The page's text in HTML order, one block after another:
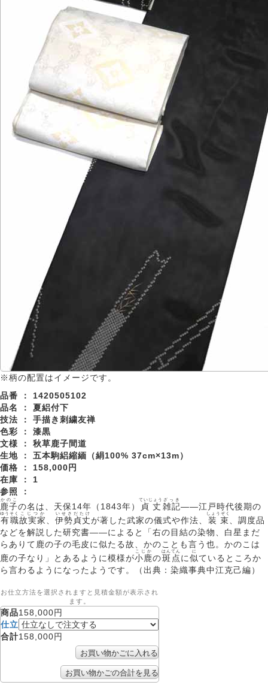
※柄の配置はイメージです。
品番 ： 1420505102
品名 ： 夏絽付下
技法 ： 手描き刺繍友禅
色彩 ： 漆黒
文様 ： 秋草鹿子間道
生地 ： 五本駒絽縮緬（絹100% 37cm×13m）
価格 ： 158,000円
在庫 ： 1
参照 ：
鹿子
かのこ
の名は、天保14年（1843年） 貞丈
ていじょう
雑記
ざっき
――江戸時代後期の
有職
ゆうそく
故実家
こじつか
、 伊勢貞丈
いせさだたけ
が著した武家の儀式や作法、 装束
しょうぞく
、調度品
などを解説した研究書――によると「右の目結の染物、白星まだ
らありて鹿の子の毛皮に似たる故、かのことも言う也。かのこは
鹿の子なり」とあるように模様が小鹿
こじか
の斑点
はんてん
に似
に
ているところか
ら言わるようになったようです。（出典：染織事典中江克己編）
お仕立方法を選択されますと見積金額が表示され
ます。
商品158,000円
仕立
合計158,000円